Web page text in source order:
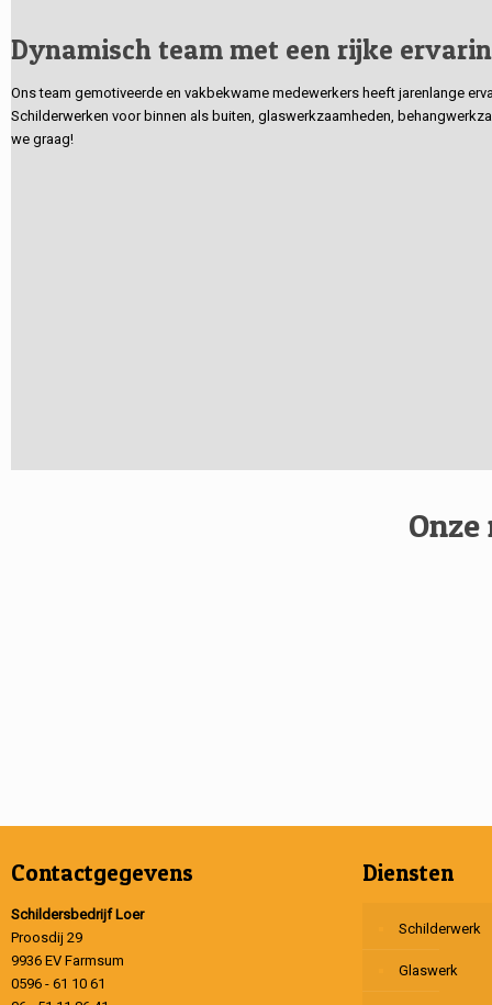
Dynamisch team met een rijke
Ons team gemotiveerde en vakbekwame medewerkers heeft jarenlange
Schilderwerken voor binnen als buiten, glaswerkzaamheden,
we graag!
Contactgegevens
Schildersbedrijf Loer
Proosdij 29
9936 EV Farmsum
0596 - 61 10 61
Diensten
Schilderwerk
Glaswerk